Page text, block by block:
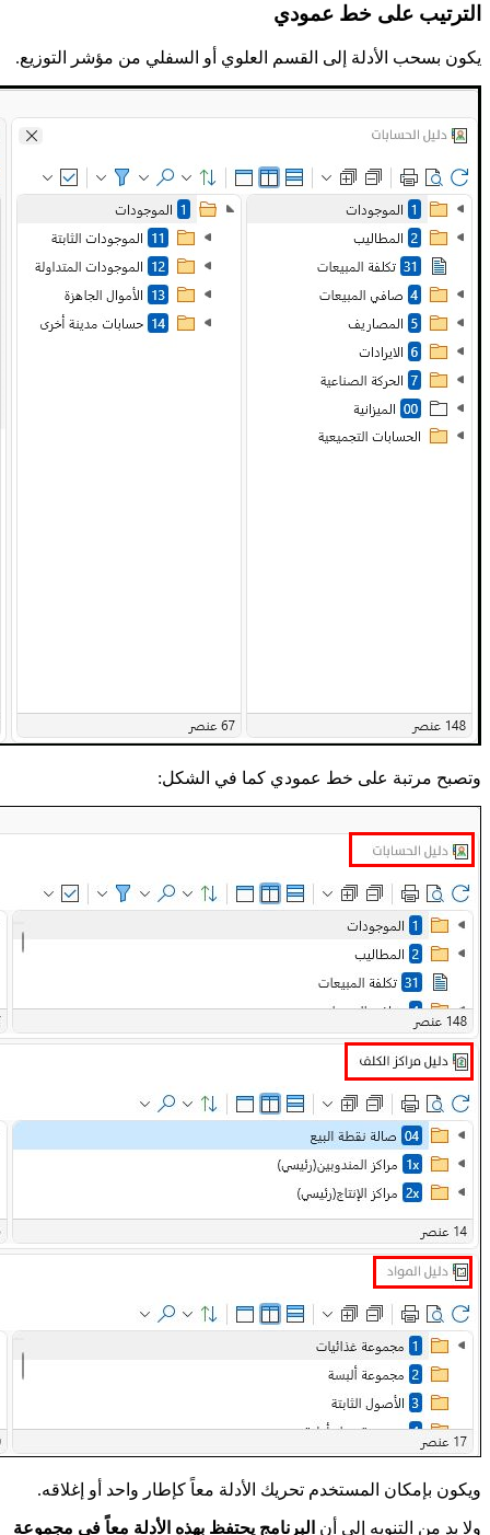
الترتيب على خط عمودي
يكون بسحب الأدلة إلى القسم العلوي أو السفلي من مؤشر التوزيع.
وتصبح مرتبة على خط عمودي كما في الشكل:
ويكون بإمكان المستخدم تحريك الأدلة معاً كإطار واحد أو إغلاقه.
ولا بد من التنويه إلى أن البرنامج يحتفظ بهذه الأدلة معاً في مجموعة